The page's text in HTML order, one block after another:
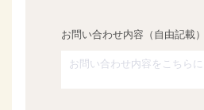
お問い合わせ内容（自由記載）